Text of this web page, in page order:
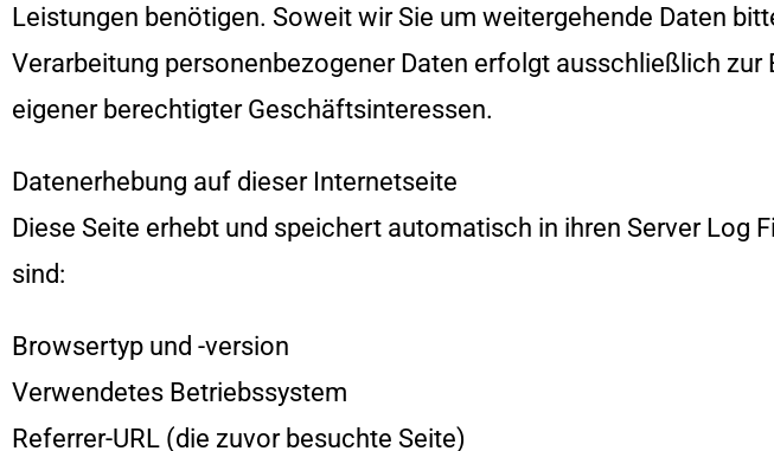
Leistungen benötigen. Soweit wir Sie um weitergehende Daten
Verarbeitung personenbezogener Daten erfolgt ausschließlich
eigener berechtigter Geschäftsinteressen.
Datenerhebung auf dieser Internetseite
Diese Seite erhebt und speichert automatisch in ihren Server Log
sind:
Browsertyp und -version
Verwendetes Betriebssystem
Referrer-URL (die zuvor besuchte Seite)